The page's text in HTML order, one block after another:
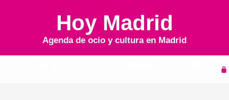
Hoy Madrid
Agenda de ocio y cultura en Madrid